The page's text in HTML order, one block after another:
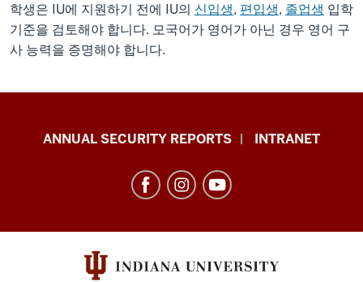
학생은 IU에 지원하기 전에 IU의 신입생, 편입생, 졸업생 입학
기준을 검토해야 합니다. 모국어가 영어가 아닌 경우 영어 구
사 능력을 증명해야 합니다.
Office
International
resources
ANNUAL SECURITY REPORTS INTRANET